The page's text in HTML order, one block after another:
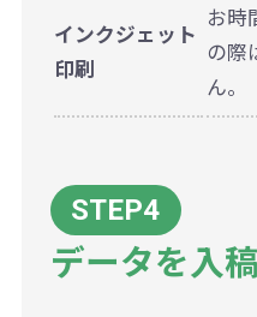
インクジェット
印刷
お時
の際
ん。
データを入